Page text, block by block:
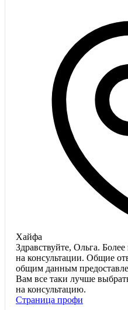
Хайфа
Здравствуйте, Ольга.
на консультации. Общие
общим данным
Вам все таки лучше
на консультацию.
Страница профи